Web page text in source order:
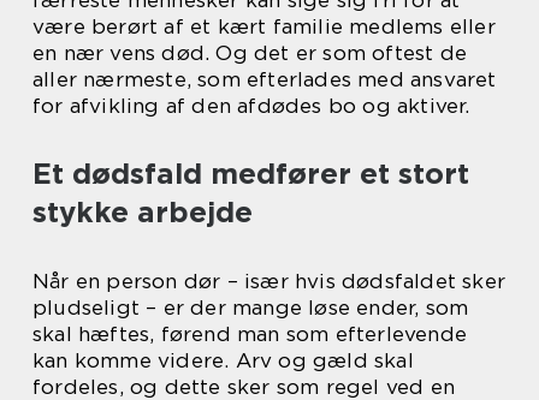
være berørt af et kært familie medlems eller
en nær vens død. Og det er som oftest de
aller nærmeste, som efterlades med ansvaret
for afvikling af den afdødes bo og aktiver.
Et dødsfald medfører et stort
stykke arbejde
Når en person dør – især hvis dødsfaldet sker
pludseligt – er der mange løse ender, som
skal hæftes, førend man som efterlevende
kan komme videre. Arv og gæld skal
fordeles, og dette sker som regel ved en